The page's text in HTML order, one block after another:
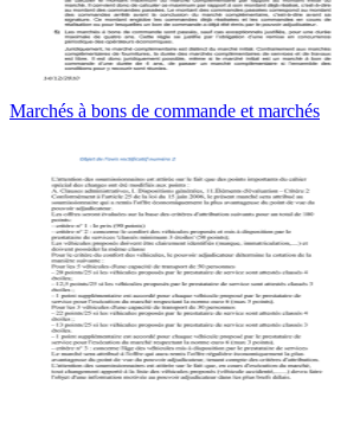
Marchés à bons de commande et marchés